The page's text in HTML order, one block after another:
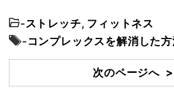
-ストレッチ, フィットネス
-コンプレックスを解消した
次のページへ >